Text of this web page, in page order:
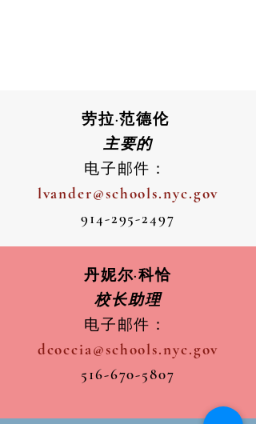
劳拉·范德伦
主要的
电子邮件：
lvander@schools.nyc.gov
914-295-2497
丹妮尔·科恰
校长助理
电子邮件：
dcoccia@schools.nyc.gov
516-670-5807